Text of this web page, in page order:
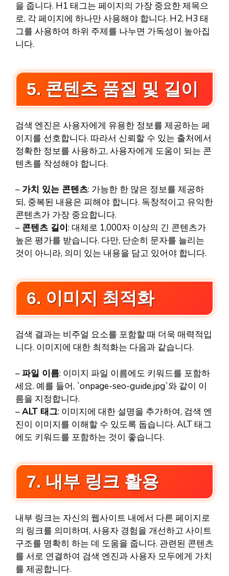
을 줍니다. H1 태그는 페이지의 가장 중요한 제목으
로, 각 페이지에 하나만 사용해야 합니다. H2, H3 태
그를 사용하여 하위 주제를 나누면 가독성이 높아집
니다.
5. 콘텐츠 품질 및 길이
검색 엔진은 사용자에게 유용한 정보를 제공하는 페
이지를 선호합니다. 따라서 신뢰할 수 있는 출처에서
정확한 정보를 사용하고, 사용자에게 도움이 되는 콘
텐츠를 작성해야 합니다.
– 가치 있는 콘텐츠: 가능한 한 많은 정보를 제공하
되, 중복된 내용은 피해야 합니다. 독창적이고 유익한
콘텐츠가 가장 중요합니다.
– 콘텐츠 길이: 대체로 1,000자 이상의 긴 콘텐츠가
높은 평가를 받습니다. 다만, 단순히 문자를 늘리는
것이 아니라, 의미 있는 내용을 담고 있어야 합니다.
6. 이미지 최적화
검색 결과는 비주얼 요소를 포함할 때 더욱 매력적입
니다. 이미지에 대한 최적화는 다음과 같습니다.
– 파일 이름: 이미지 파일 이름에도 키워드를 포함하
세요. 예를 들어, `onpage-seo-guide.jpg`와 같이 이
름을 지정합니다.
–ALT 태그: 이미지에 대한 설명을 추가하여, 검색 엔
진이 이미지를 이해할 수 있도록 돕습니다. ALT 태그
에도 키워드를 포함하는 것이 좋습니다.
7. 내부 링크 활용
내부 링크는 자신의 웹사이트 내에서 다른 페이지로
의 링크를 의미하며, 사용자 경험을 개선하고 사이트
구조를 명확히 하는 데 도움을 줍니다. 관련된 콘텐츠
를 서로 연결하여 검색 엔진과 사용자 모두에게 가치
를 제공합니다.